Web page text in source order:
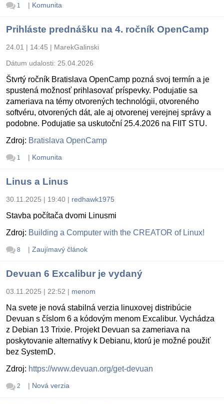
1 | Komunita
Prihláste prednášku na 4. ročník OpenCamp
24.01 | 14:45 | MarekGalinski
Dátum udalosti: 25.04.2026
Štvrtý ročník Bratislava OpenCamp pozná svoj termín a je
spustená možnosť prihlasovať príspevky. Podujatie sa
zameriava na témy otvorených technológii, otvoreného
softvéru, otvorených dát, ale aj otvorenej verejnej správy a
podobne. Podujatie sa uskutoční 25.4.2026 na FIIT STU.
Zdroj: Bratislava OpenCamp
1 | Komunita
Linus a Linus
30.11.2025 | 19:40 | redhawk1975
Stavba počítača dvomi Linusmi
Zdroj: Building a Computer with the CREATOR of Linux!
8 | Zaujímavý článok
Devuan 6 Excalibur je vydaný
03.11.2025 | 22:52 | menom
Na svete je nová stabilná verzia linuxovej distribúcie
Devuan s číslom 6 a kódovým menom Excalibur. Vychádza
z Debian 13 Trixie. Projekt Devuan sa zameriava na
poskytovanie alternatívy k Debianu, ktorú je možné použiť
bez SystemD.
Zdroj: https://www.devuan.org/get-devuan
2 | Nová verzia